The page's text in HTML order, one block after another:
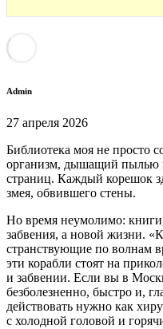
Admin
27 апреля 2026
Библиотека моя не просто
организм, дышащий пылью
страниц. Каждый корешок
змея, обвившего стены.
Но время неумолимо:
забвения, а новой жизни.
странствующие по волнам
эти корабли стоят на
и забвении. Если вы в
безболезненно, быстро и,
действовать нужно как
с холодной головой и